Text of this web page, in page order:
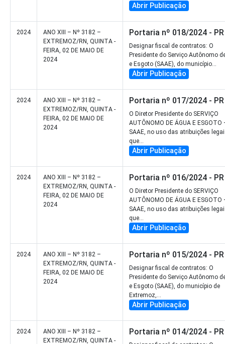
Abrir Publicação
2024
ANO XIII – Nº 3182 –
EXTREMOZ/RN, QUINTA -
FEIRA, 02 DE MAIO DE
2024
Portaria nº 018/2024 - PR
Designar fiscal de contratos: O
Presidente do Serviço Autônomo
e Esgoto (SAAE), do município...
Abrir Publicação
2024
ANO XIII – Nº 3182 –
EXTREMOZ/RN, QUINTA -
FEIRA, 02 DE MAIO DE
2024
Portaria nº 017/2024 - PR
O Diretor Presidente do SERVIÇO
AUTÔNOMO DE ÁGUA E ESGOTO
SAAE, no uso das atribuições
que...
Abrir Publicação
2024
ANO XIII – Nº 3182 –
EXTREMOZ/RN, QUINTA -
FEIRA, 02 DE MAIO DE
2024
Portaria nº 016/2024 - PR
O Diretor Presidente do SERVIÇO
AUTÔNOMO DE ÁGUA E ESGOTO
SAAE, no uso das atribuições
que...
Abrir Publicação
2024
ANO XIII – Nº 3182 –
EXTREMOZ/RN, QUINTA -
FEIRA, 02 DE MAIO DE
2024
Portaria nº 015/2024 - PR
Designar fiscal de contratos: O
Presidente do Serviço Autônomo
e Esgoto (SAAE), do município de
Extremoz,...
Abrir Publicação
2024
ANO XIII – Nº 3182 –
EXTREMOZ/RN, QUINTA -
Portaria nº 014/2024 - PR